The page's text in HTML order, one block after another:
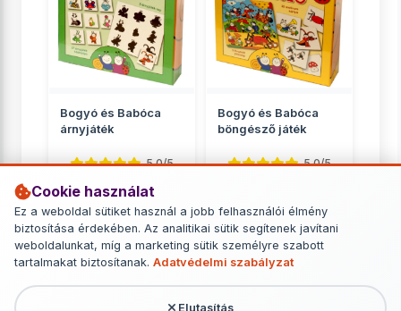
Cookie használat
Ez a weboldal sütiket használ a jobb felhasználói élmény
biztosítása érdekében. Az analitikai sütik segítenek javítani
weboldalunkat, míg a marketing sütik személyre szabott
tartalmakat biztosítanak. Adatvédelmi szabályzat
Elutasítás
Bogyó és Babóca
árnyjáték
5.0/5
Oktató, fejlesztő
4 149 Ft
RÉSZLETEK
Bogyó és Babóca
böngésző játék
5.0/5
4 149 Ft
RÉSZLETEK